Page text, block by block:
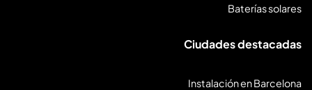
Baterías solares
Ciudades destacadas
Instalación en Barcelona